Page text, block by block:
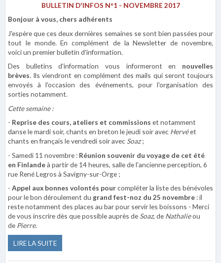
BULLETIN D'INFOS N°1 - NOVEMBRE 2017
Bonjour à vous, chers adhérents
J'espère que ces deux dernières semaines se sont bien passées pour
tout le monde. En complément de la Newsletter de novembre,
voici un premier bulletin d'information.
Des bulletins d'information vous informeront en nouvelles
brèves. Ils viendront en complément des mails qui seront toujours
envoyés à l'occasion des événements, pour l'organisation des
sorties notamment.
Cette semaine :
- Reprise des cours, ateliers et commissions et notamment
danse le mardi soir, chants en breton le jeudi soir avec Hervéet
chants en français le vendredi soir avec Soaz;
- Samedi 11 novembre : Réunion souvenir du voyage de cet été
en Finlandeà partir de 14 heures, salle de l'ancienne perception, 6
rue René Legros à Savigny-sur-Orge ;
- Appel aux bonnes volontés pourcompléter la liste des bénévoles
pour le bon déroulement du grand fest-noz du 25 novembre : il
reste notamment des places au bar pour servir les boissons - Merci
de vous inscrire dès que possible auprès de Soaz, de Nathalieou
de Pierre.
LIRE LA SUITE